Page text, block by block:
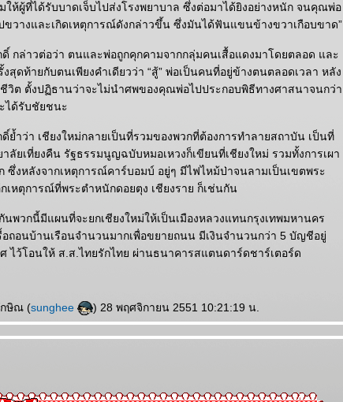
มให้ผู้ที่ได้รับบาดเจ็บไปส่งโรงพยาบาล ซึ่งต่อมาได้ยิงอย่างหนัก จนคุณพ่อ
ขวางและเกิดเหตุการณ์ดังกล่าวขึ้น ซึ่งมันได้ฟันแขนข้างขวาเกือบขาด”
ดิ์ กล่าวต่อว่า ตนและพ่อถูกคุกคามจากกลุ่มคนเสื้อแดงมาโดยตลอด และ
สุดท้ายกับตนเพียงคำเดียวว่า “สู้” พ่อเป็นคนที่อยู่ข้างตนตลอดเวลา หลัง
ชีวิต ตั้งปฏิธานว่าจะไม่นำศพของคุณพ่อไปประกอบพิธีทางศาสนาจนกว่า
ได้รับชัยชนะ
ย้ำว่า เชียงใหม่กลายเป็นที่รวมของพวกที่ต้องการทำลายสถาบัน เป็นที่
ลัยเที่ยงคืน รัฐธรรมนูญฉบับหมอเหวงก็เขียนที่เชียงใหม่ รวมทั้งการเผา
ซึ่งหลังจากเหตุการณ์คาร์บอมบ์ อยู่ๆ มีไฟไหม้ป่าจนลามเป็นเขตพระ
เหตุการณ์ที่พระตำหนักดอยตุง เชียงราย ก็เช่นกัน
พวกนี้มีแผนที่จะยกเชียงใหม่ให้เป็นเมืองหลวงแทนกรุงเทพมหานคร
ถอนบ้านเรือนจำนวนมากเพื่อขยายถนน มีเงินจำนวนกว่า 5 บัญชีอยู่
ศ ไว้โอนให้ ส.ส.ไทยรักไทย ผ่านธนาคารสแตนดาร์ดชาร์เตอร์ด
ษิณ (sunghee ) 28 พฤศจิกายน 2551 10:21:19 น.